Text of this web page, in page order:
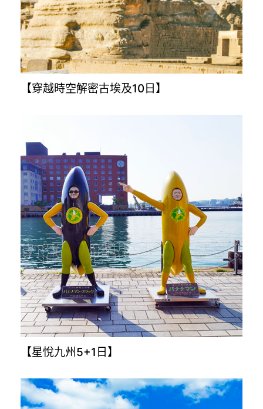
【穿越時空解密古埃及10日】
【星悅九州5+1日】